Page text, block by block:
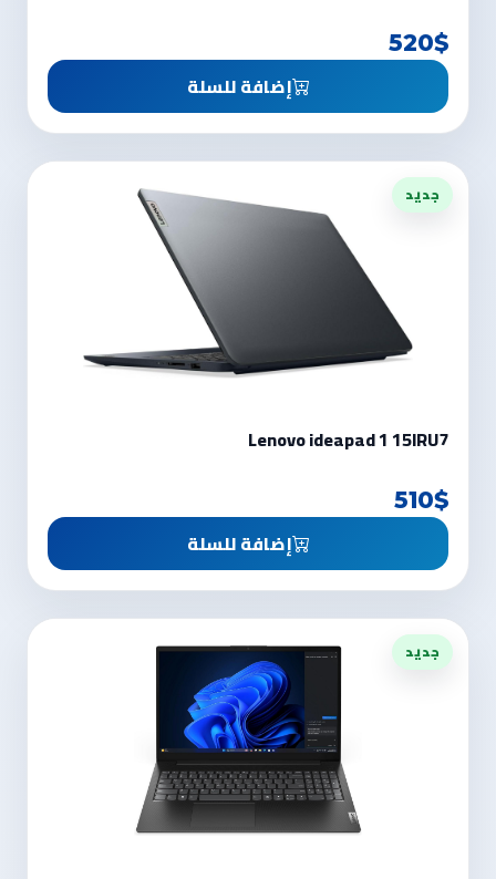
520$
إضافة للسلة
جديد
Lenovo ideapad 1 15IRU7
510$
إضافة للسلة
جديد